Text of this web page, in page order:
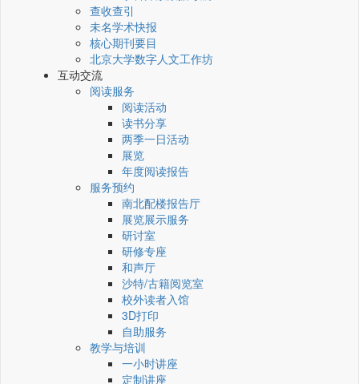
查收查引
未名学术快报
核心期刊要目
北京大学数字人文工作坊
互动交流
阅读服务
阅读活动
读书分享
两季一日活动
展览
年度阅读报告
服务预约
南北配楼报告厅
展览展示服务
研讨室
研修专座
和声厅
沙特/古籍阅览室
校外读者入馆
3D打印
自助服务
教学与培训
一小时讲座
定制讲座